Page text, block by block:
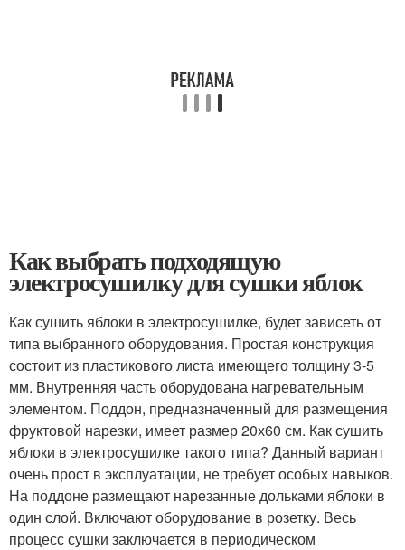
Как выбрать подходящую
электросушилку для сушки яблок
Как сушить яблоки в электросушилке, будет зависеть от
типа выбранного оборудования. Простая конструкция
состоит из пластикового листа имеющего толщину 3-5
мм. Внутренняя часть оборудована нагревательным
элементом. Поддон, предназначенный для размещения
фруктовой нарезки, имеет размер 20х60 см. Как сушить
яблоки в электросушилке такого типа? Данный вариант
очень прост в эксплуатации, не требует особых навыков.
На поддоне размещают нарезанные дольками яблоки в
один слой. Включают оборудование в розетку. Весь
процесс сушки заключается в периодическом